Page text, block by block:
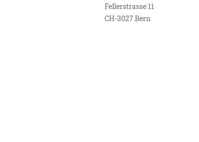
Fellerstrasse 11
CH-3027 Bern